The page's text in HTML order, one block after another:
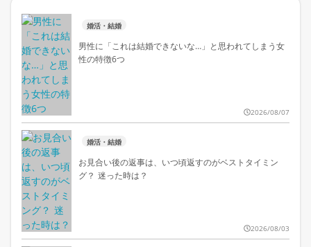
婚活・結婚
男性に「これは結婚できないな…」と思われてしまう女
性の特徴6つ
2026/08/07
婚活・結婚
お見合い後の返事は、いつ頃返すのがベストタイミン
グ？ 迷った時は？
2026/08/03